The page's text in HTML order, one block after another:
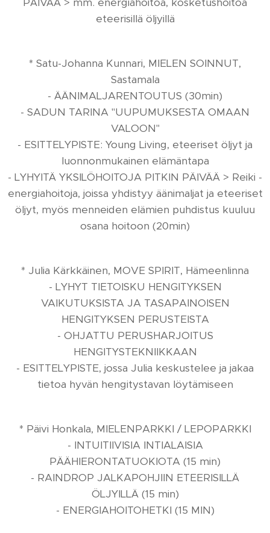
eteerisillä öljyillä
* Satu-Johanna Kunnari, MIELEN SOINNUT,
Sastamala
- ÄÄNIMALJARENTOUTUS (30min)
- SADUN TARINA "UUPUMUKSESTA OMAAN
VALOON"
- ESITTELYPISTE: Young Living, eteeriset öljyt ja
luonnonmukainen elämäntapa
- LYHYITÄ YKSILÖHOITOJA PITKIN PÄIVÄÄ > Reiki -
energiahoitoja, joissa yhdistyy äänimaljat ja eteeriset
öljyt, myös menneiden elämien puhdistus kuuluu
osana hoitoon (20min)
* Julia Kärkkäinen, MOVE SPIRIT, Hämeenlinna
- LYHYT TIETOISKU HENGITYKSEN
VAIKUTUKSISTA JA TASAPAINOISEN
HENGITYKSEN PERUSTEISTA
- OHJATTU PERUSHARJOITUS
HENGITYSTEKNIIKKAAN
- ESITTELYPISTE, jossa Julia keskustelee ja jakaa
tietoa hyvän hengitystavan löytämiseen
* Päivi Honkala, MIELENPARKKI / LEPOPARKKI
- INTUITIIVISIA INTIALAISIA
PÄÄHIERONTATUOKIOTA (15 min)
- RAINDROP JALKAPOHJIIN ETEERISILLÄ
ÖLJYILLÄ (15 min)
- ENERGIAHOITOHETKI (15 MIN)